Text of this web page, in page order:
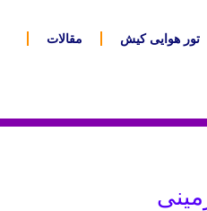
تور هوایی کیش مقالات